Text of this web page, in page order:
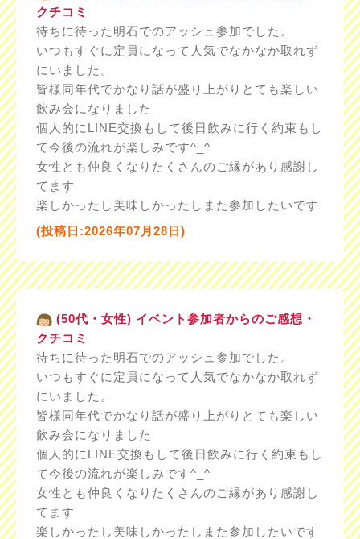
クチコミ
待ちに待った明石でのアッシュ参加でした。
いつもすぐに定員になって人気でなかなか取れず
にいました。
皆様同年代でかなり話が盛り上がりとても楽しい
飲み会になりました
個人的にLINE交換もして後日飲みに行く約束もし
て今後の流れが楽しみです^_^
女性とも仲良くなりたくさんのご縁があり感謝し
てます
楽しかったし美味しかったしまた参加したいです
(投稿日:2026年07月28日)
(50代・女性) イベント参加者からのご感想・
クチコミ
待ちに待った明石でのアッシュ参加でした。
いつもすぐに定員になって人気でなかなか取れず
にいました。
皆様同年代でかなり話が盛り上がりとても楽しい
飲み会になりました
個人的にLINE交換もして後日飲みに行く約束もし
て今後の流れが楽しみです^_^
女性とも仲良くなりたくさんのご縁があり感謝し
てます
楽しかったし美味しかったしまた参加したいです